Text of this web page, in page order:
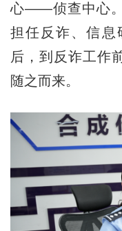
心——侦查中心。
担任反诈、信息
后，到反诈工作
随之而来。